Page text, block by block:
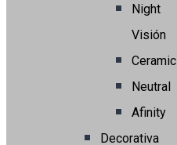
Night
Visión
Ceramic
Neutral
Afinity
Decorativa